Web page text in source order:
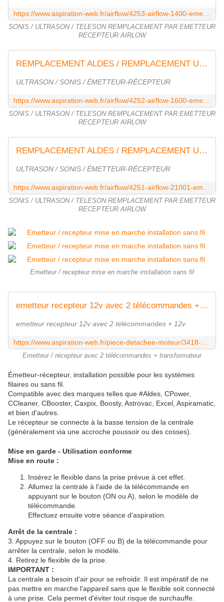
SONIS / ULTRASON / TELESON REMPLACEMENT PAR EMETTEUR
RECEPTEUR AIRLOW
REMPLACEMENT ALDES / REMPLACEMENT ULTRASON
ULTRASON / SONIS / ÉMETTEUR-RÉCEPTEUR
SONIS / ULTRASON / TELESON REMPLACEMENT PAR EMETTEUR
RECEPTEUR AIRLOW
REMPLACEMENT ALDES / REMPLACEMENT ULTRASON
ULTRASON / SONIS / ÉMETTEUR-RÉCEPTEUR
SONIS / ULTRASON / TELESON REMPLACEMENT PAR EMETTEUR
RECEPTEUR AIRLOW
Emetteur / recepteur mise en marche installation sans fil
emetteur recepteur 12v avec 2 télécommandes + 12v
emetteur recepteur 12v avec 2 télécommandes + 12v
Emetteur / récepteur avec 2 télécommandes + transformateur
Émetteur-récepteur, installation possible pour les systèmes
filaires ou sans fil.
Compatible avec des marques telles que #Aldes, CPower,
CCleaner, CBooster, Caxpix, Boosty, Astrovac, Excel, Aspiramatic,
et bien d'autres.
Le récepteur se connecte à la basse tension de la centrale
(généralement via une accroche poussoir ou des cosses).
Mise en garde - Utilisation conforme
Mise en route :
Insérez le flexible dans la prise prévue à cet effet.
Allumez la centrale à l'aide de la télécommande en
appuyant sur le bouton (ON ou A), selon le modèle de
télécommande.
Effectuez ensuite votre séance d'aspiration.
Arrêt de la centrale :
3. Appuyez sur le bouton (OFF ou B) de la télécommande pour
arrêter la centrale, selon le modèle.
4. Retirez le flexible de la prise.
IMPORTANT :
La centrale a besoin d'air pour se refroidir. Il est impératif de ne
pas mettre en marche l'appareil sans que le flexible soit connecté
à une prise. Cela permet d'éviter tout risque de surchauffe.